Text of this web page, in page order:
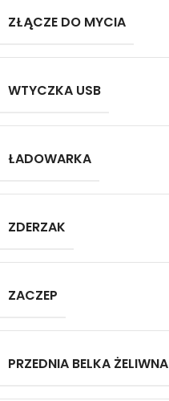
ZŁĄCZE DO MYCIA
WTYCZKA USB
ŁADOWARKA
ZDERZAK
ZACZEP
PRZEDNIA BELKA ŻELIWNA